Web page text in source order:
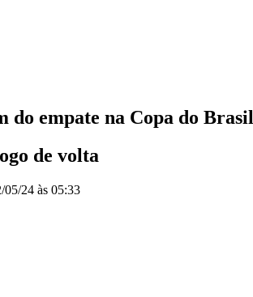
empate na Copa do Brasil
de volta
05/24 às 05:33